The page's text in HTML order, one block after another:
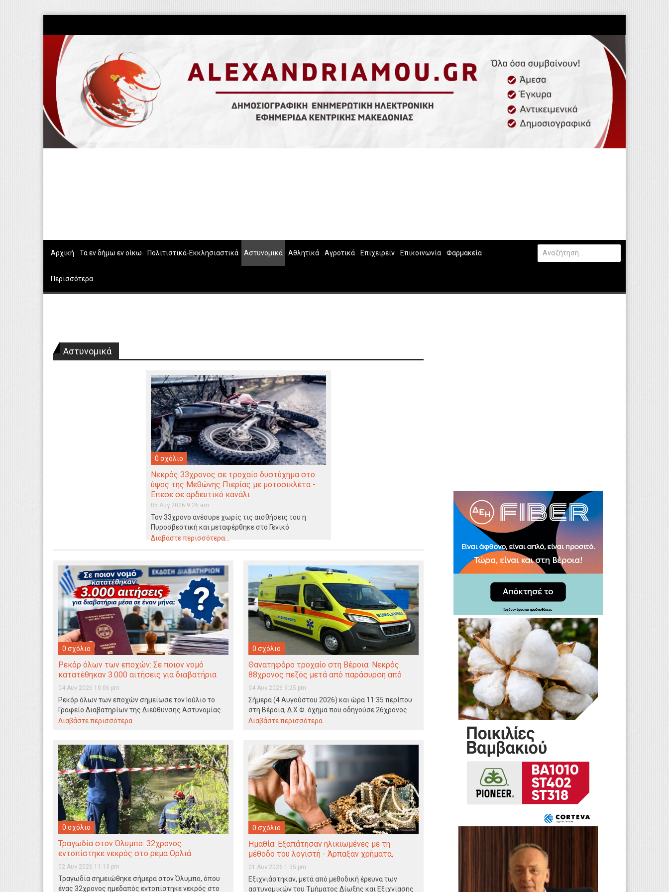
Αρχική Τα εν δήμω εν οίκω Πολιτιστικά-Εκκλησιαστικά Αστυνομικά Αθλητικά Αγροτικά Επιχειρείν Επικοινωνία Φαρμακεία
Περισσότερα
Αστυνομικά
0 σχόλιο
Νεκρός 33χρονος σε τροχαίο δυστύχημα στο
ύψος της Μεθώνης Πιερίας με μοτοσικλέτα -
Eπεσε σε αρδευτικό κανάλι
05 Αυγ 2026 9:26 am
Τον 33χρονο ανέσυρε χωρίς τις αισθήσεις του η
Πυροσβεστική και μεταφέρθηκε στο Γενικό
Νοσοκομείο Κατερίνης όπου…
Διαβάστε περισσότερα...
0 σχόλιο
Ρεκόρ όλων των εποχών: Σε ποιον νομό
κατατέθηκαν 3.000 αιτήσεις για διαβατήρια
μέσα σε έναν μήνα;
04 Αυγ 2026 10:06 pm
Ρεκόρ όλων των εποχών σημείωσε τον Ιούλιο το
Γραφείο Διαβατηρίων της Διεύθυνσης Αστυνομίας
Αχαΐας. Σύμφωνα…
Διαβάστε περισσότερα...
0 σχόλιο
Θανατηφόρο τροχαίο στη Βέροια: Νεκρός
88χρονος πεζός μετά από παράσυρση από
φορτηγό
04 Αυγ 2026 9:25 pm
Σήμερα (4 Αυγούστου 2026) και ώρα 11:35 περίπου
στη Βέροια, Δ.Χ.Φ. όχημα που οδηγούσε 26χρονος
ημεδαπός…
Διαβάστε περισσότερα...
0 σχόλιο
Τραγωδία στον Όλυμπο: 32χρονος
εντοπίστηκε νεκρός στο ρέμα Ορλιά
02 Αυγ 2026 11:13 pm
Τραγωδία σημειώθηκε σήμερα στον Όλυμπο, όπου
ένας 32χρονος ημεδαπός εντοπίστηκε νεκρός στο
0 σχόλιο
Ημαθία: Εξαπάτησαν ηλικιωμένες με τη
μέθοδο του λογιστή - Άρπαξαν χρήματα,
χρυσές λίρες και κοσμήματα αξίας 57.800
ευρώ
01 Αυγ 2026 1:35 pm
Εξιχνιάστηκαν, μετά από μεθοδική έρευνα των
αστυνομικών του Τμήματος Δίωξης και Εξιχνίασης